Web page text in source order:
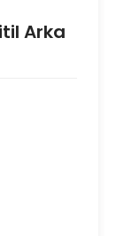
Arka